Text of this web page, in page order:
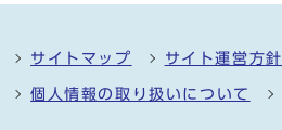
サイトマップ サイト運営方針
個人情報の取り扱いについて